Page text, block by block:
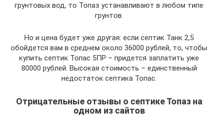
грунтовых вод, то Топаз устанавливают в любом типе
грунтов.
Но и цена будет уже другая: если септик Танк 2,5
обойдется вам в среднем около 36000 рублей, то, чтобы
купить септик Топас 5ПР – придется заплатить уже
80000 рублей. Высокая стоимость – единственный
недостаток септика Топас.
Отрицательные отзывы о септике Топаз на
одном из сайтов